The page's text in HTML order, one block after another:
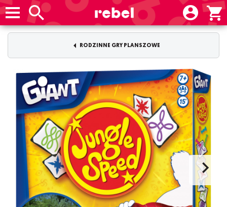
RODZINNE GRY PLANSZOWE